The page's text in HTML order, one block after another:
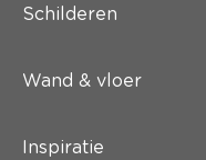
Schilderen
Wand & vloer
Inspiratie